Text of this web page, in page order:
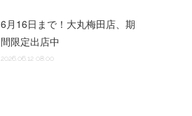
6月16日まで！大丸梅田店、期
間限定出店中
2026.06.12 08:00